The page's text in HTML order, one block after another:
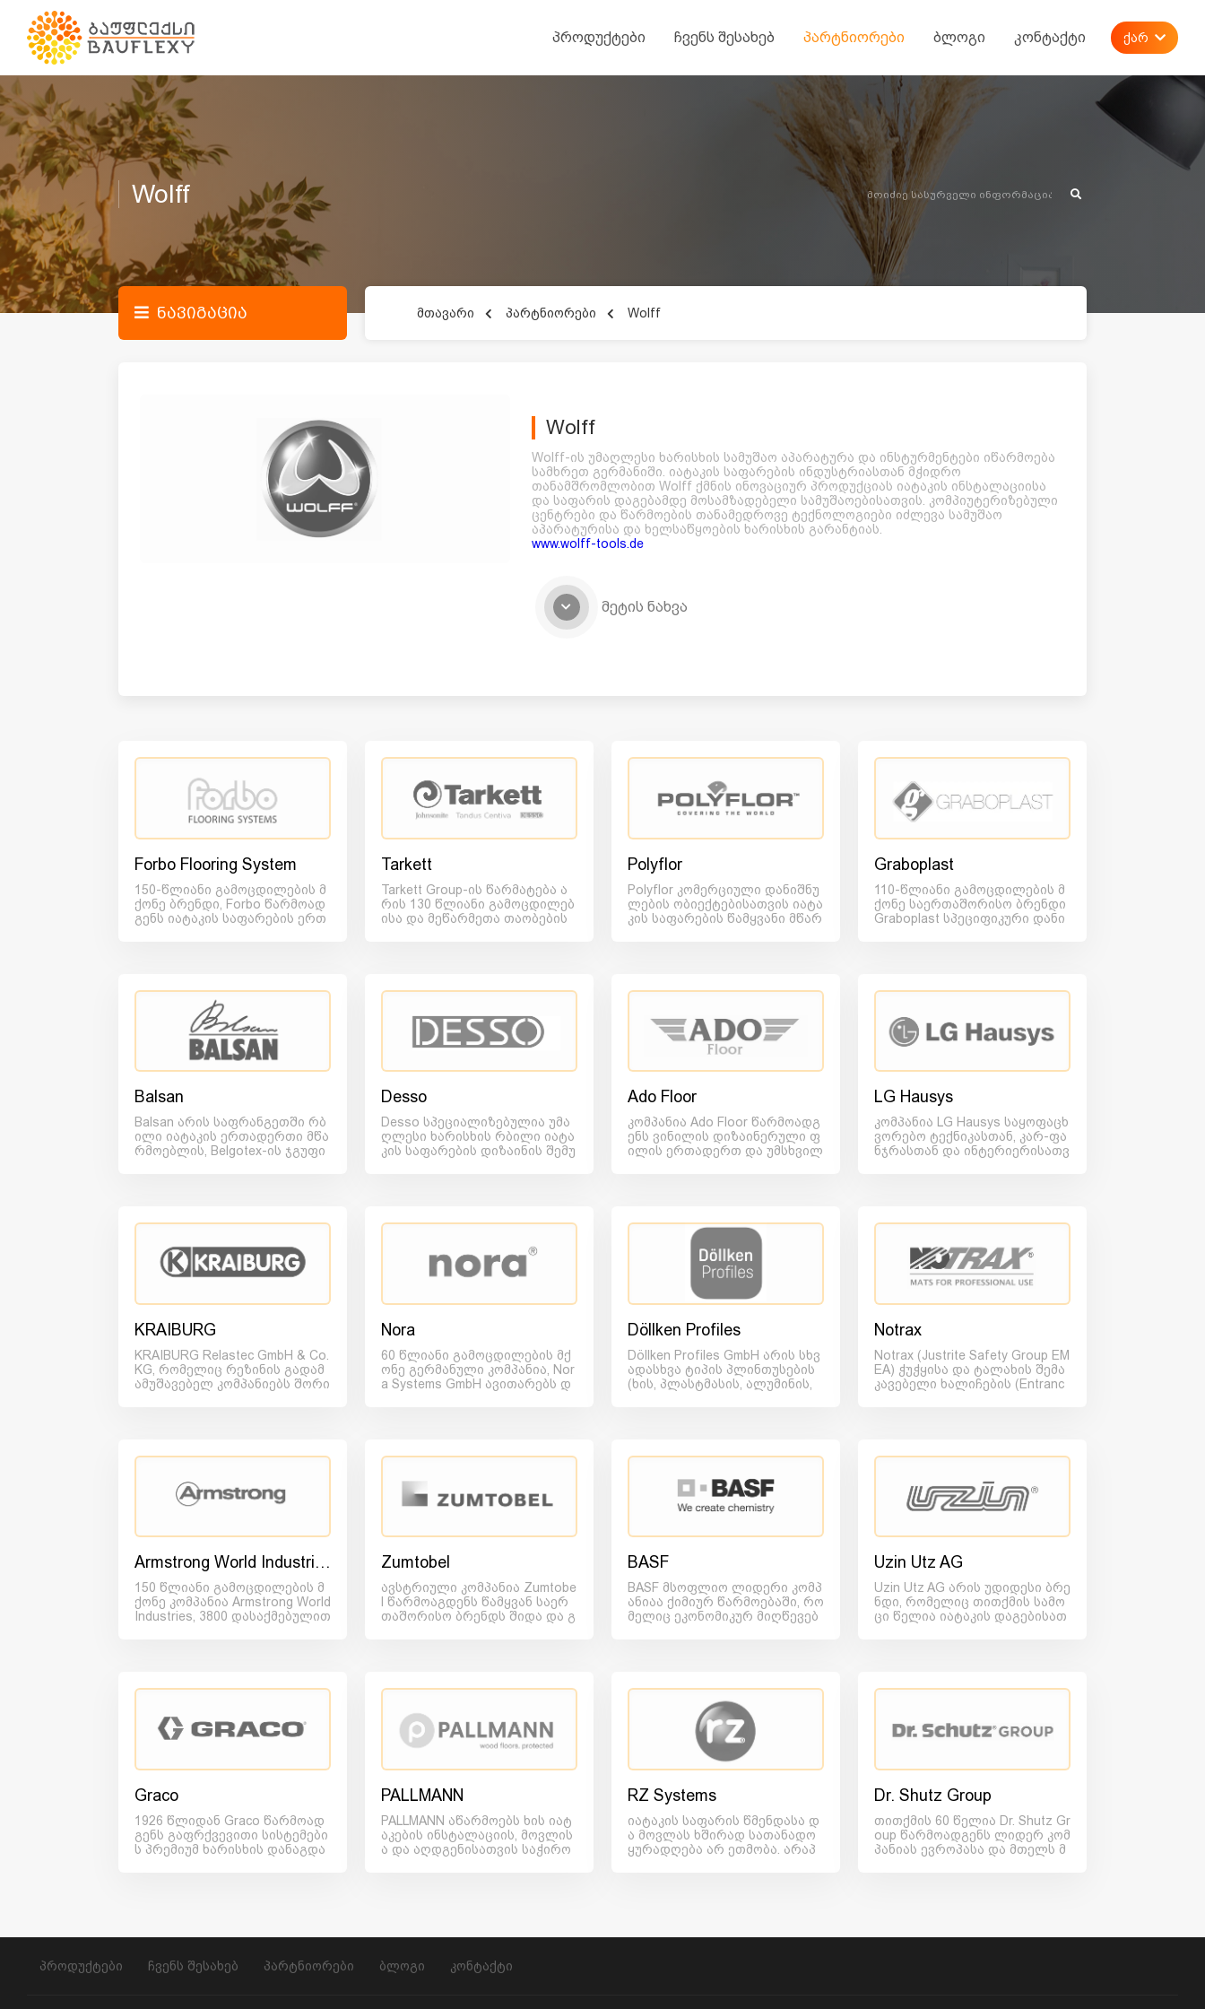
პროდუქტები ჩვენს შესახებ პარტნიორები ბლოგი კონტაქტი ქარ
Wolff
ნავიგაცია მთავარი პარტნიორები Wolff
Wolff
Wolff-ის უმაღლესი ხარისხის სამუშაო აპარატურა და ინსტურმენტები იწარმოება
სამხრეთ გერმანიში. იატაკის საფარების ინდუსტრიასთან მჭიდრო
თანამშრომლობით Wolff ქმნის ინოვაციურ პროდუქციას იატაკის ინსტალაციისა
და საფარის დაგებამდე მოსამზადებელი სამუშაოებისათვის. კომპიუტერიზებული
ცენტრები და წარმოების თანამედროვე ტექნოლოგიები იძლევა სამუშაო
აპარატურისა და ხელსაწყოების ხარისხის გარანტიას.
www.wolff-tools.de
მეტის ნახვა
Forbo Flooring System
150-წლიანი გამოცდილების მ
ქონე ბრენდი, Forbo წარმოად
გენს იატაკის საფარების ერთ
Tarkett
Tarkett Group-ის წარმატება ა
რის 130 წლიანი გამოცდილებ
ისა და მეწარმეთა თაობების
Polyflor
Polyflor კომერციული დანიშნუ
ლების ობიექტებისათვის იატა
კის საფარების წამყვანი მწარ
Graboplast
110-წლიანი გამოცდილების მ
ქონე საერთაშორისო ბრენდი
Graboplast სპეციფიკური დანი
Balsan
Balsan არის საფრანგეთში რბ
ილი იატაკის ერთადერთი მწა
რმოებლის, Belgotex-ის ჯგუფი
Desso
Desso სპეციალიზებულია უმა
ღლესი ხარისხის რბილი იატა
კის საფარების დიზაინის შემუ
Ado Floor
კომპანია Ado Floor წარმოადგ
ენს ვინილის დიზაინერული ფ
ილის ერთადერთ და უმსხვილ
LG Hausys
კომპანია LG Hausys საყოფაცხ
ვორებო ტექნიკასთან, კარ-ფა
ნჯრასთან და ინტერიერისათვ
KRAIBURG
KRAIBURG Relastec GmbH & Co.
KG, რომელიც რეზინის გადამ
ამუშავებელ კომპანიებს შორი
Nora
60 წლიანი გამოცდილების მქ
ონე გერმანული კომპანია, Nor
a Systems GmbH ავითარებს დ
Döllken Profiles
Döllken Profiles GmbH არის სხვ
ადასხვა ტიპის პლინთუსების
(ხის, პლასტმასის, ალუმინის,
Notrax
Notrax (Justrite Safety Group EM
EA) ჭუჭყისა და ტალახის შემა
კავებელი ხალიჩების (Entranc
Armstrong World Industries
150 წლიანი გამოცდილების მ
ქონე კომპანია Armstrong World
Industries, 3800 დასაქმებულით
Zumtobel
ავსტრიული კომპანია Zumtobe
l წარმოაგდენს წამყვან საერ
თაშორისო ბრენდს შიდა და გ
BASF
BASF მსოფლიო ლიდერი კომპ
ანიაა ქიმიურ წარმოებაში, რო
მელიც ეკონომიკურ მიღწევებ
Uzin Utz AG
Uzin Utz AG არის უდიდესი ბრე
ნდი, რომელიც თითქმის სამო
ცი წელია იატაკის დაგებისათ
Graco
1926 წლიდან Graco წარმოად
გენს გაფრქვევითი სისტემები
ს პრემიუმ ხარისხის დანაგდა
PALLMANN
PALLMANN აწარმოებს ხის იატ
აკების ინსტალაციის, მოვლის
ა და აღდგენისათვის საჭირო
RZ Systems
იატაკის საფარის წმენდასა დ
ა მოვლას ხშირად სათანადო
ყურადღება არ ეთმობა. არაპ
Dr. Shutz Group
თითქმის 60 წელია Dr. Shutz Gr
oup წარმოადგენს ლიდერ კომ
პანიას ევროპასა და მთელს მ
პროდუქტები ჩვენს შესახებ პარტნიორები ბლოგი კონტაქტი